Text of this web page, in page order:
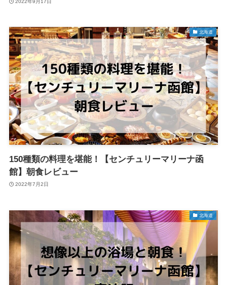
北海道
150種類の料理を堪能！【センチュリーマリーナ函
館】朝食レビュー
2022年7月2日
北海道